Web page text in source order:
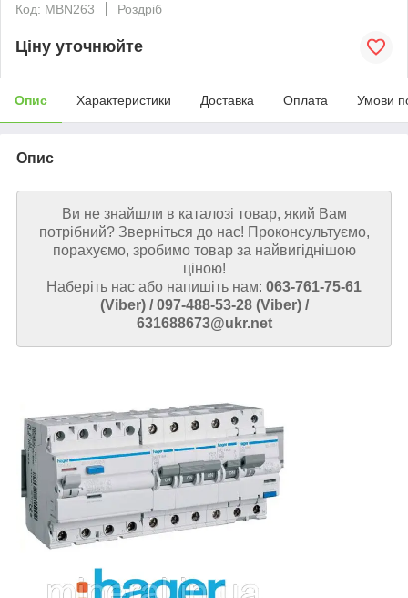
Код: MBN263
Роздріб
Ціну уточнюйте
Опис Характеристики Доставка Оплата Умови
Опис
Ви не знайшли в каталозі товар, який Вам
потрібний? Зверніться до нас! Проконсультуємо,
порахуємо, зробимо товар за найвигіднішою
ціною!
Наберіть нас або напишіть нам: 063-761-75-61
(Viber) / 097-488-53-28 (Viber) /
631688673@ukr.net